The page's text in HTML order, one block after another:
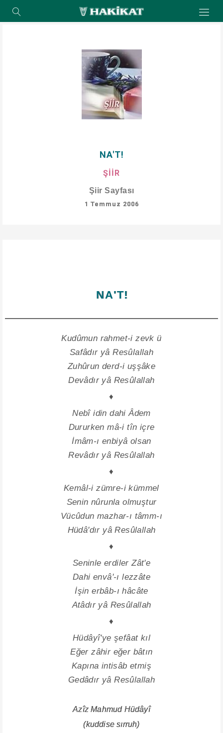
NA'T!
ŞİİR
Şiir Sayfası
1 Temmuz 2006
NA'T!
Kudûmun rahmet-i zevk ü
Safâdır yâ Resûlallah
Zuhûrun derd-i uşşâke
Devâdır yâ Resûlallah
♦
Nebî idin dahi Âdem
Dururken mâ-i tîn içre
İmâm-ı enbiyâ olsan
Revâdır yâ Resûlallah
♦
Kemâl-i zümre-i kümmel
Senin nûrunla olmuştur
Vücûdun mazhar-ı tâmm-ı
Hüdâ'dır yâ Resûlallah
♦
Seninle erdiler Zât'e
Dahi envâ'-ı lezzâte
İşin erbâb-ı hâcâte
Atâdır yâ Resûlallah
♦
Hüdâyî'ye şefâat kıl
Eğer zâhir eğer bâtın
Kapına intisâb etmiş
Gedâdır yâ Resûlallah
Azîz Mahmud Hüdâyî
(kuddise sırruh)